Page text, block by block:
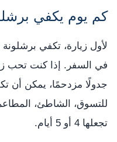
كم يوم يكفي
في السفر. إذا كنت تحب
للتسوق، الشاطئ،
تجعلها 4 أو 5 أيام.